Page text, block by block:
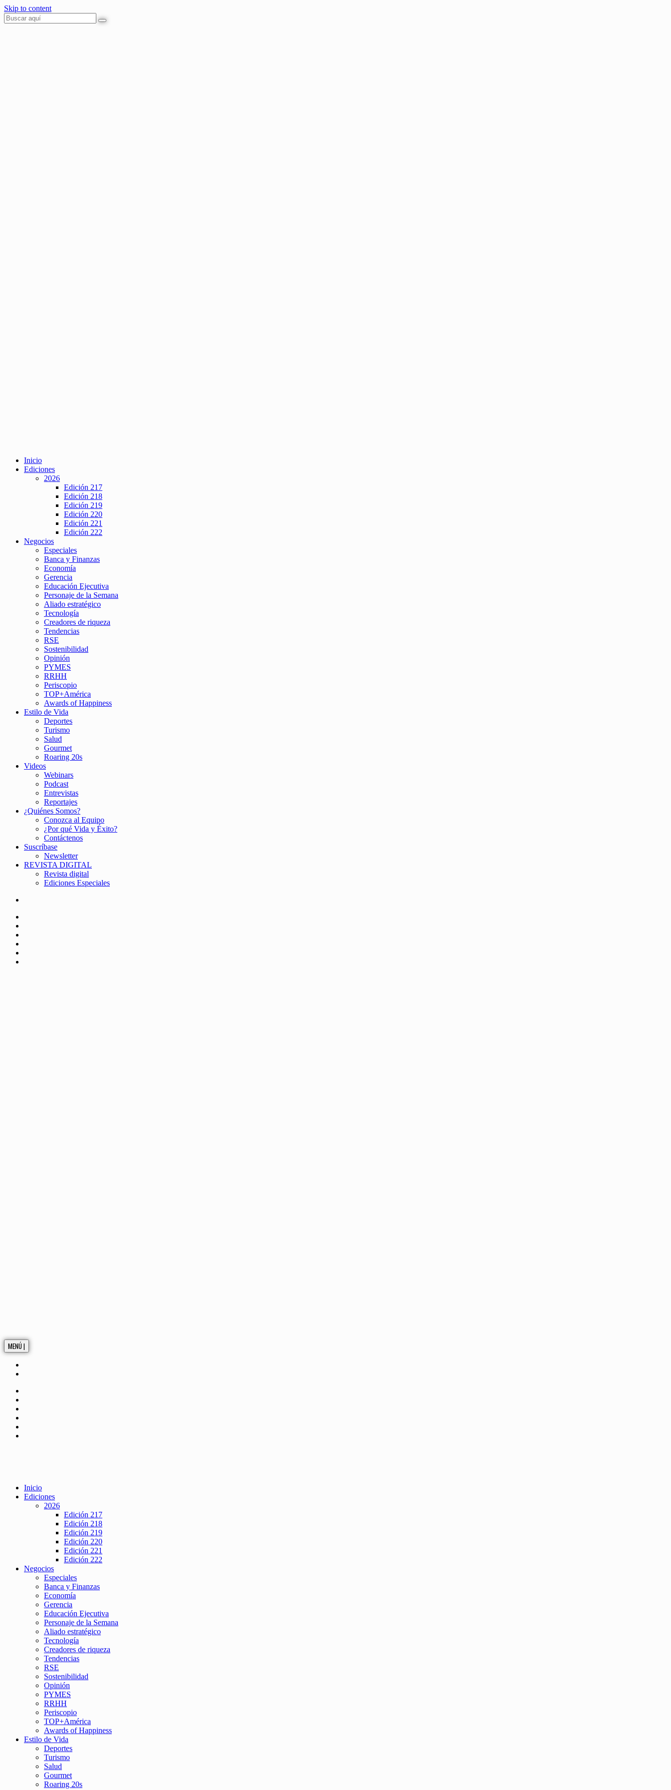
Skip to content
Inicio
Ediciones
2026
Edición 217
Edición 218
Edición 219
Edición 220
Edición 221
Edición 222
Negocios
Especiales
Banca y Finanzas
Economía
Gerencia
Educación Ejecutiva
Personaje de la Semana
Aliado estratégico
Tecnología
Creadores de riqueza
Tendencias
RSE
Sostenibilidad
Opinión
PYMES
RRHH
Periscopio
TOP+América
Awards of Happiness
Estilo de Vida
Deportes
Turismo
Salud
Gourmet
Roaring 20s
Videos
Webinars
Podcast
Entrevistas
Reportajes
¿Quiénes Somos?
Conozca al Equipo
¿Por qué Vida y Éxito?
Contáctenos
Suscríbase
Newsletter
REVISTA DIGITAL
Revista digital
Ediciones Especiales
MENÚ |
Inicio
Ediciones
2026
Edición 217
Edición 218
Edición 219
Edición 220
Edición 221
Edición 222
Negocios
Especiales
Banca y Finanzas
Economía
Gerencia
Educación Ejecutiva
Personaje de la Semana
Aliado estratégico
Tecnología
Creadores de riqueza
Tendencias
RSE
Sostenibilidad
Opinión
PYMES
RRHH
Periscopio
TOP+América
Awards of Happiness
Estilo de Vida
Deportes
Turismo
Salud
Gourmet
Roaring 20s